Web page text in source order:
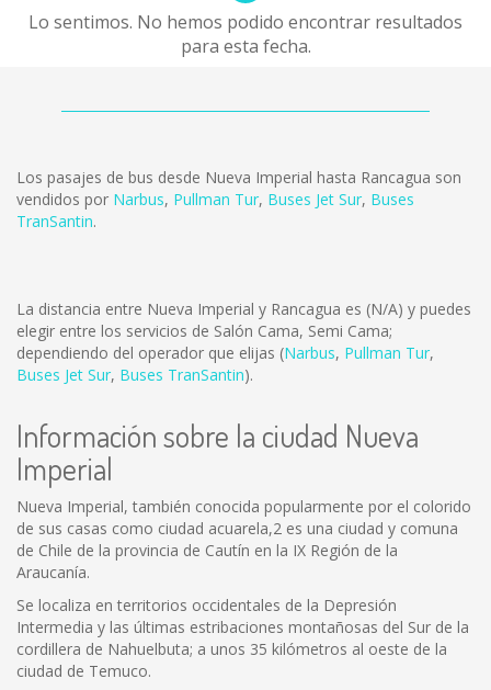
Lo sentimos. No hemos podido encontrar resultados
para esta fecha.
Los pasajes de bus desde Nueva Imperial hasta Rancagua son
vendidos por Narbus, Pullman Tur, Buses Jet Sur, Buses
TranSantin.
La distancia entre Nueva Imperial y Rancagua es (N/A) y puedes
elegir entre los servicios de Salón Cama, Semi Cama;
dependiendo del operador que elijas (Narbus, Pullman Tur,
Buses Jet Sur, Buses TranSantin).
Información sobre la ciudad Nueva
Imperial
Nueva Imperial, también conocida popularmente por el colorido
de sus casas como ciudad acuarela,2 es una ciudad y comuna
de Chile de la provincia de Cautín en la IX Región de la
Araucanía.
Se localiza en territorios occidentales de la Depresión
Intermedia y las últimas estribaciones montañosas del Sur de la
cordillera de Nahuelbuta; a unos 35 kilómetros al oeste de la
ciudad de Temuco.